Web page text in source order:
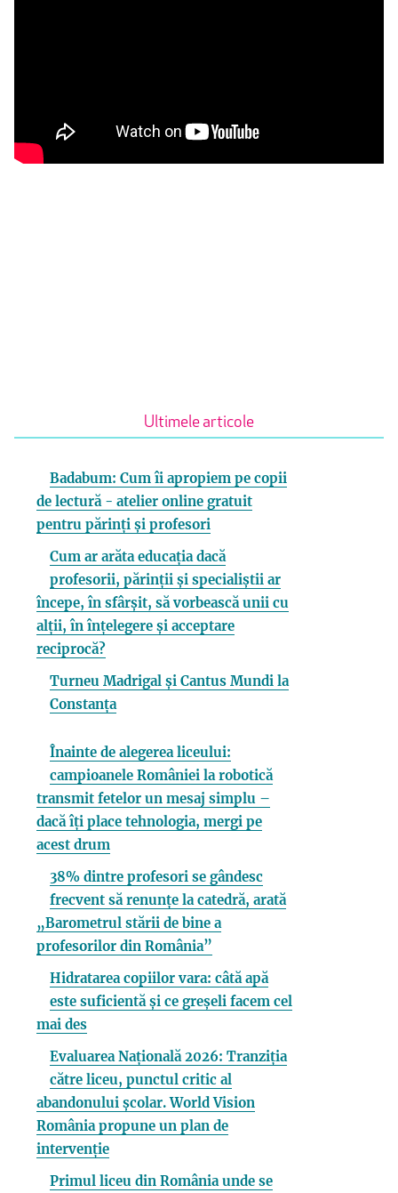
Ultimele articole
Badabum: Cum îi apropiem pe copii
de lectură - atelier online gratuit
pentru părinți și profesori
Cum ar arăta educația dacă
profesorii, părinții și specialiștii ar
începe, în sfârșit, să vorbească unii cu
alții, în înțelegere și acceptare
reciprocă?
Turneu Madrigal și Cantus Mundi la
Constanța
Înainte de alegerea liceului:
campioanele României la robotică
transmit fetelor un mesaj simplu –
dacă îți place tehnologia, mergi pe
acest drum
38% dintre profesori se gândesc
frecvent să renunțe la catedră, arată
„Barometrul stării de bine a
profesorilor din România”
Hidratarea copiilor vara: câtă apă
este suficientă și ce greșeli facem cel
mai des
Evaluarea Națională 2026: Tranziția
către liceu, punctul critic al
abandonului școlar. World Vision
România propune un plan de
intervenție
Primul liceu din România unde se